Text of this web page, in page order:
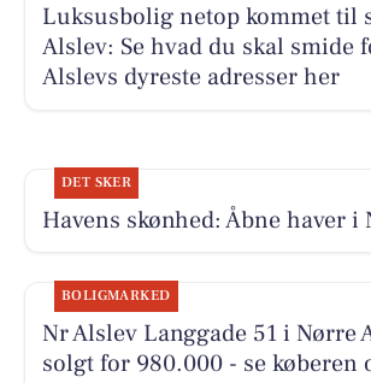
Luksusbolig netop kommet til
Alslev: Se hvad du skal smide
Alslevs dyreste adresser her
DET SKER
Havens skønhed: Åbne haver i
BOLIGMARKED
Nr Alslev Langgade 51 i Nørre
solgt for 980.000 - se køberen